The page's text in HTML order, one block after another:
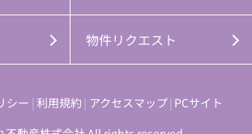
物件リクエスト
シー 利用規約 アクセスマップ PCサイト